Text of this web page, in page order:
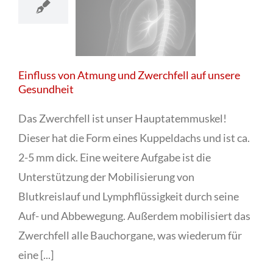
Atmung und
Einfluss von Atmung und Zwerchfell auf unsere
Gesundheit
Das Zwerchfell ist unser Hauptatemmuskel!
Dieser hat die Form eines Kuppeldachs und ist ca.
2-5 mm dick. Eine weitere Aufgabe ist die
Unterstützung der Mobilisierung von
Blutkreislauf und Lymphflüssigkeit durch seine
Auf- und Abbewegung. Außerdem mobilisiert das
Zwerchfell alle Bauchorgane, was wiederum für
eine [...]